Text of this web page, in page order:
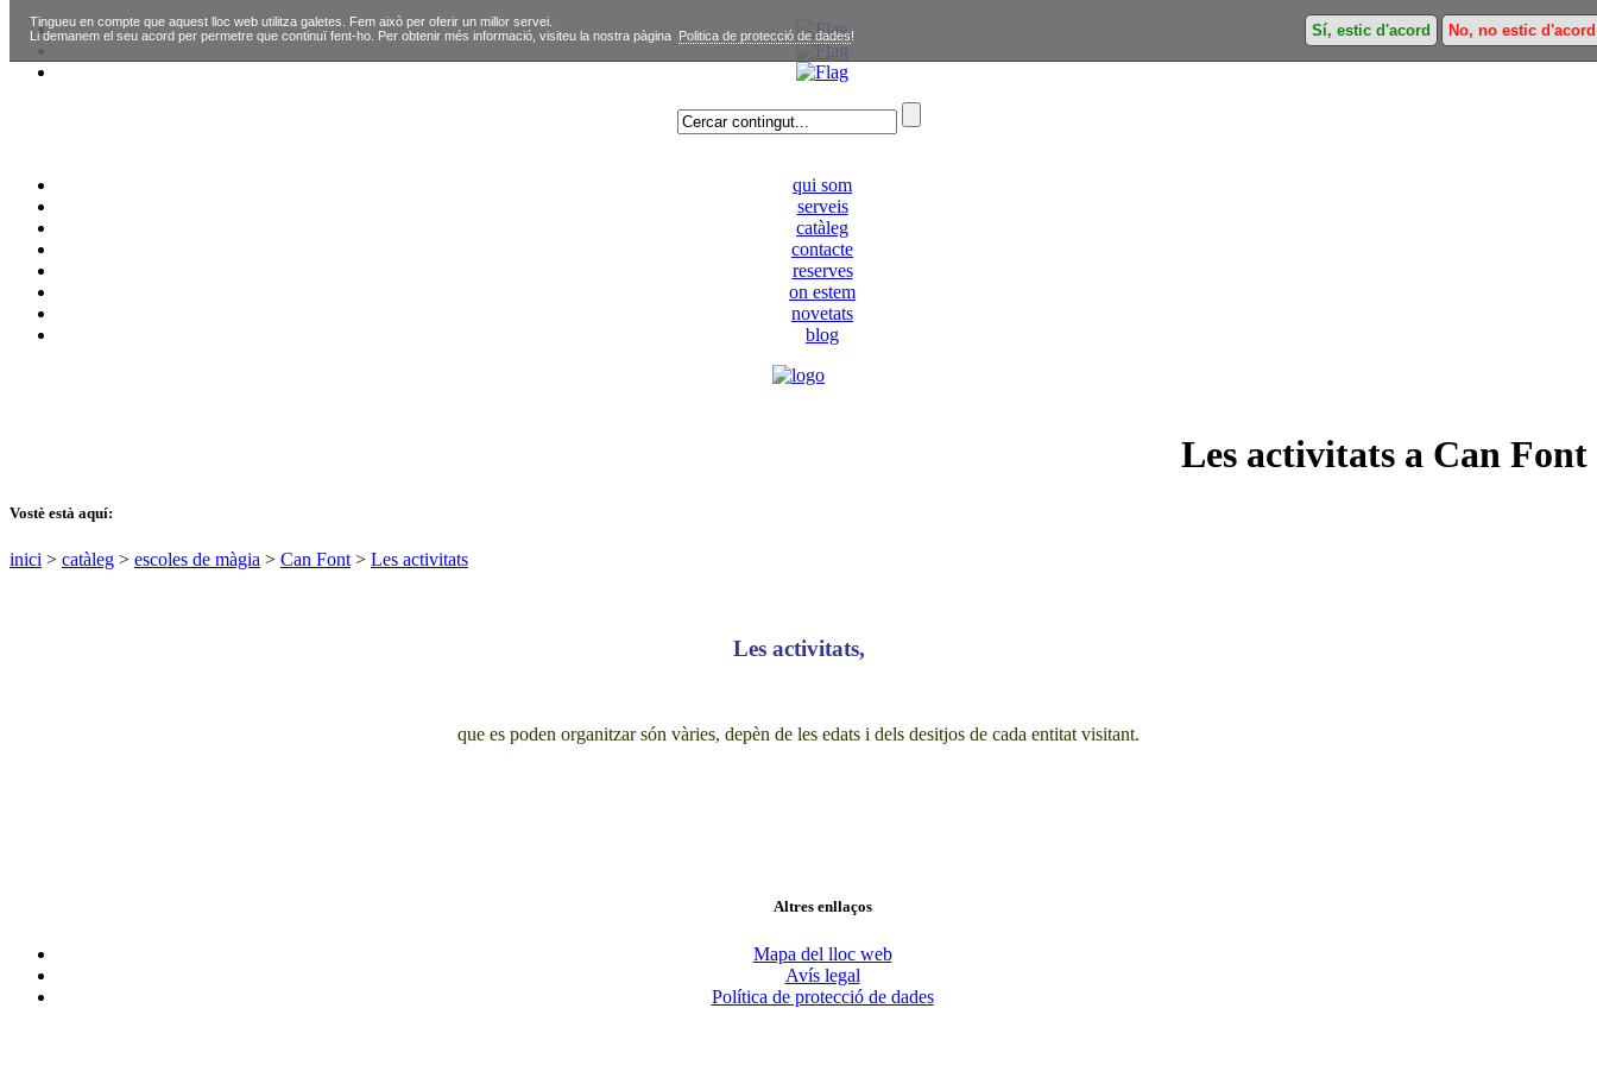
Tingueu en compte que aquest lloc web utilitza galetes. Fem això per oferir un millor servei.
Li demanem el seu acord per permetre que continuï fent-ho. Per obtenir més informació, visiteu la nostra pàgina Politica de protecció de dades! Sí, estic d'acord No, no estic d'acord
qui som
serveis
catàleg
contacte
reserves
on estem
novetats
blog
Les activitats a Can Font
Vostè està aquí:
inici > catàleg > escoles de màgia > Can Font > Les activitats
Les activitats,
que es poden organitzar són vàries, depèn de les edats i dels desitjos de cada entitat visitant.
Altres enllaços
Mapa del lloc web
Avís legal
Política de protecció de dades